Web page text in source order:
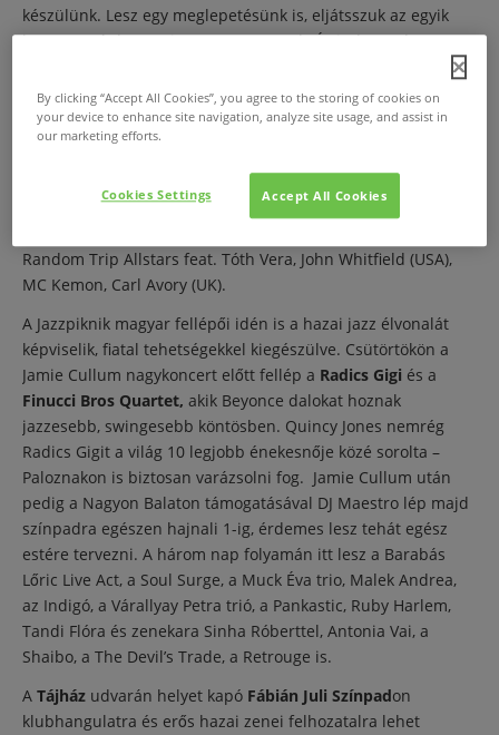
készülünk. Lesz egy meglepetésünk is, eljátsszuk az egyik
bossa-novánkat, amit nagyon szeretek. És itt lesznek a
mesélte Geszti Péter a koncertről.
Fábián Juliszerepe mindig is fontos volt a piknik életében,
koncertet ő adta. Idén a szervezők koncerttel és színpaddal
is emlékeznek az énekesnőre, aki sajnos már nem lehet
Random Trip Allstars feat. Tóth Vera, John Whitfield (USA),
MC Kemon, Carl Avory (UK).
A Jazzpiknik magyar fellépői idén is a hazai jazz élvonalát
képviselik, fiatal tehetségekkel kiegészülve. Csütörtökön a
Jamie Cullum nagykoncert előtt fellép a Radics Gigi és a
Finucci Bros Quartet, akik Beyonce dalokat hoznak
jazzesebb, swingesebb köntösben. Quincy Jones nemrég
Radics Gigit a világ 10 legjobb énekesnője közé sorolta –
Paloznakon is biztosan varázsolni fog. Jamie Cullum után
pedig a Nagyon Balaton támogatásával DJ Maestro lép majd
színpadra egészen hajnali 1-ig, érdemes lesz tehát egész
estére tervezni. A három nap folyamán itt lesz a Barabás
Lőric Live Act, a Soul Surge, a Muck Éva trio, Malek Andrea,
az Indigó, a Várallyay Petra trió, a Pankastic, Ruby Harlem,
Tandi Flóra és zenekara Sinha Róberttel, Antonia Vai, a
Shaibo, a The Devil’s Trade, a Retrouge is.
A Tájház udvarán helyet kapó Fábián Juli Színpadon
klubhangulatra és erős hazai zenei felhozatalra lehet
By clicking “Accept All Cookies”, you agree to the storing of cookies on
your device to enhance site navigation, analyze site usage, and assist in
our marketing efforts.
Accept All Cookies
Cookies Settings